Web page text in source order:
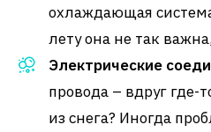
охлаждающая
лету она не так
Электрические
провода – вдруг где-
из снега? Иногда